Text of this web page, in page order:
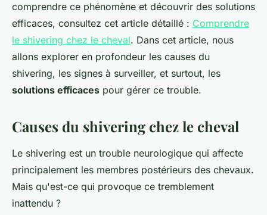
comprendre ce phénomène et découvrir des solutions
efficaces, consultez cet article détaillé : Comprendre
le shivering chez le cheval. Dans cet article, nous
allons explorer en profondeur les causes du
shivering, les signes à surveiller, et surtout, les
solutions efficaces pour gérer ce trouble.
Causes du shivering chez le cheval
Le shivering est un trouble neurologique qui affecte
principalement les membres postérieurs des chevaux.
Mais qu'est-ce qui provoque ce tremblement
inattendu ?